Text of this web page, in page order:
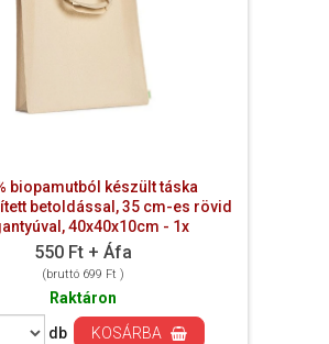
biopamutból készült táska
betoldással, 35 cm-es rövid
40x40x10cm - 1x
550 Ft + Áfa
(bruttó 699 Ft )
Raktáron
db
KOSÁRBA